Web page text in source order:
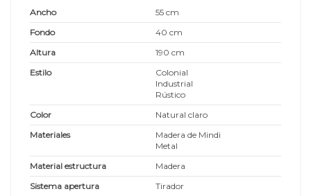
Ancho
55 cm
Fondo
40 cm
Altura
190 cm
Estilo
Colonial
Industrial
Rústico
Color
Natural claro
Materiales
Madera de Mindi
Metal
Material estructura
Madera
Sistema apertura
Tirador